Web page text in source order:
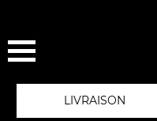
LIVRAISON